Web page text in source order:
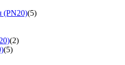
(PN20)(5)
(2)
(5)